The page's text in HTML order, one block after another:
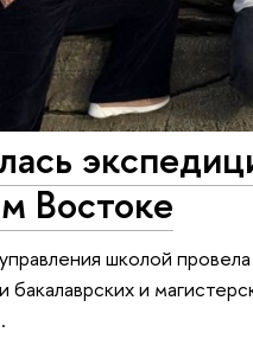
Востоке
школой
бакалаврских и